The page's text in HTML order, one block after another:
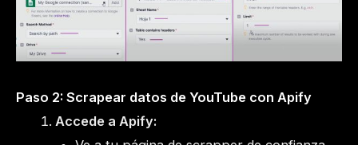
Paso 2: Scrapear datos de YouTube con Apify
Accede a Apify: